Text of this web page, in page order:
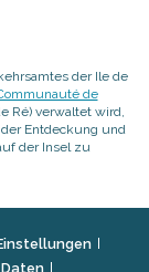
der Ile de
de
Ré) verwaltet wird,
Entdeckung und
der Insel zu